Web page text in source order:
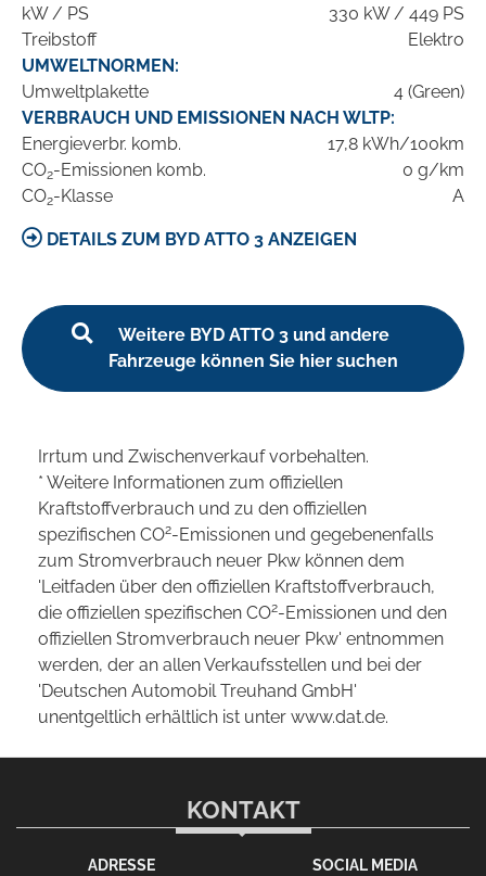
kW / PS
330 kW / 449 PS
Treibstoff
Elektro
UMWELTNORMEN:
Umweltplakette
4 (Green)
VERBRAUCH UND EMISSIONEN NACH WLTP:
Energieverbr. komb.
17,8 kWh/100km
CO2-Emissionen komb.
0 g/km
CO2-Klasse A
DETAILS ZUM BYD ATTO 3 ANZEIGEN
Weitere BYD ATTO 3 und andere
Fahrzeuge können Sie hier suchen
Irrtum und Zwischenverkauf vorbehalten.
* Weitere Informationen zum offiziellen
Kraftstoffverbrauch und zu den offiziellen
spezifischen CO2-Emissionen und gegebenenfalls
zum Stromverbrauch neuer Pkw können dem
'Leitfaden über den offiziellen Kraftstoffverbrauch,
die offiziellen spezifischen CO2-Emissionen und den
offiziellen Stromverbrauch neuer Pkw' entnommen
werden, der an allen Verkaufsstellen und bei der
'Deutschen Automobil Treuhand GmbH'
unentgeltlich erhältlich ist unter www.dat.de.
KONTAKT
ADRESSE SOCIAL MEDIA